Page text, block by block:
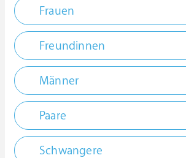
Frauen
Freundinnen
Männer
Paare
Schwangere